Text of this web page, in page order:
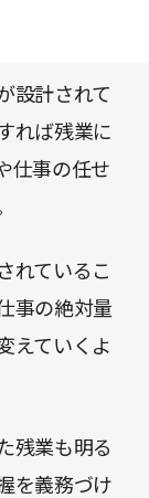
されている
このような
ってリード
を論じてい
設計されて
れば残業に
仕事の任せ
れているこ
事の絶対量
えていくよ
残業も明る
を義務づけ